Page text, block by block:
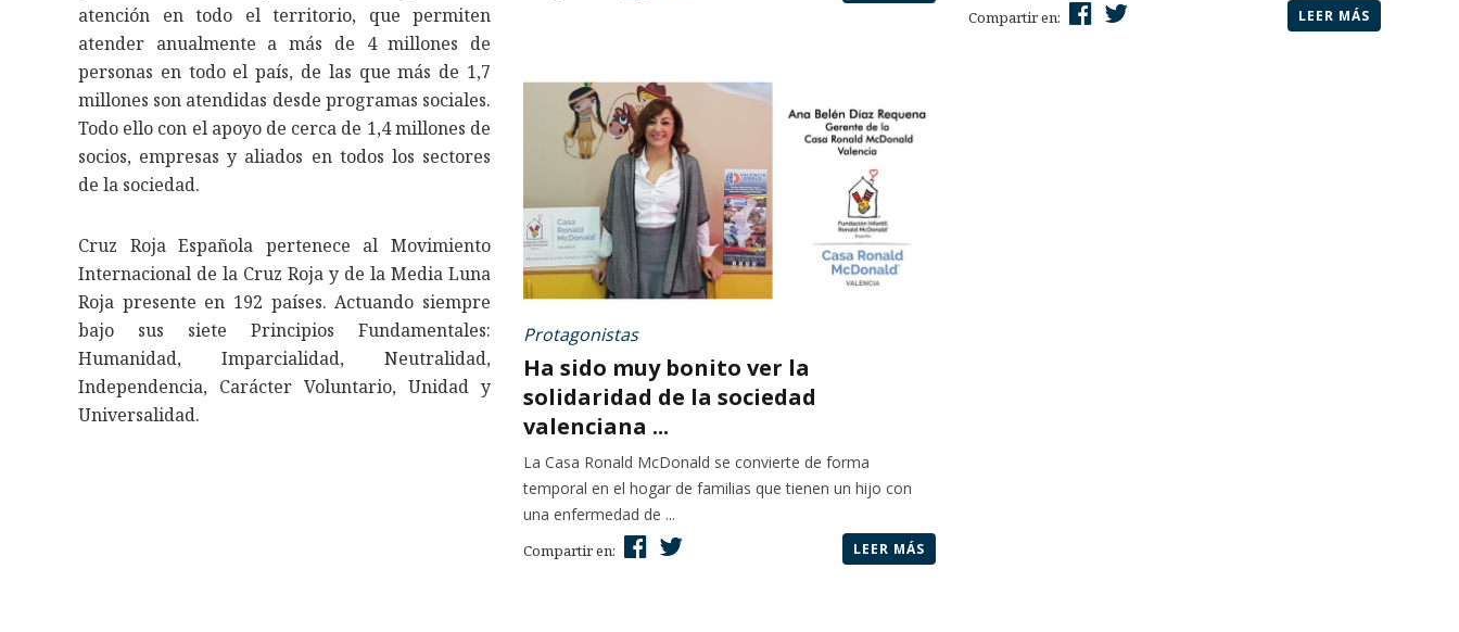
atención en todo el territorio, que permiten
atender anualmente a más de 4 millones de
personas en todo el país, de las que más de 1,7
millones son atendidas desde programas sociales.
Todo ello con el apoyo de cerca de 1,4 millones de
socios, empresas y aliados en todos los sectores
de la sociedad.
Cruz Roja Española pertenece al Movimiento
Internacional de la Cruz Roja y de la Media Luna
Roja presente en 192 países. Actuando siempre
bajo sus siete Principios Fundamentales:
Humanidad, Imparcialidad, Neutralidad,
Independencia, Carácter Voluntario, Unidad y
Universalidad.
Compartir en: LEER MÁS
Protagonistas
Ha sido muy bonito ver la
solidaridad de la sociedad
valenciana ...
La Casa Ronald McDonald se convierte de forma
temporal en el hogar de familias que tienen un hijo con
una enfermedad de ...
Compartir en: LEER MÁS